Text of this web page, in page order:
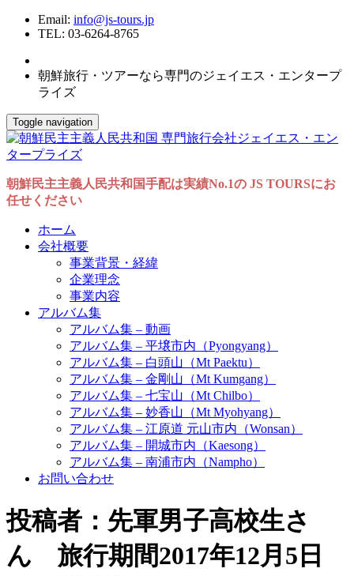
Email: info@js-tours.jp
TEL: 03-6264-8765
朝鮮旅行・ツアーなら専門のジェイエス・エンタープ
ライズ
Toggle navigation
朝鮮民主主義人民共和国手配は実績No.1の JS TOURSにお
任せください
ホーム
会社概要
事業背景・経緯
企業理念
事業内容
アルバム集
アルバム集 – 動画
アルバム集 – 平壌市内（Pyongyang）
アルバム集 – 白頭山（Mt Paektu）
アルバム集 – 金剛山（Mt Kumgang）
アルバム集 – 七宝山（Mt Chilbo）
アルバム集 – 妙香山（Mt Myohyang）
アルバム集 – 江原道 元山市内（Wonsan）
アルバム集 – 開城市内（Kaesong）
アルバム集 – 南浦市内（Nampho）
お問い合わせ
投稿者：先軍男子高校生さ
ん 旅行期間2017年12月5日